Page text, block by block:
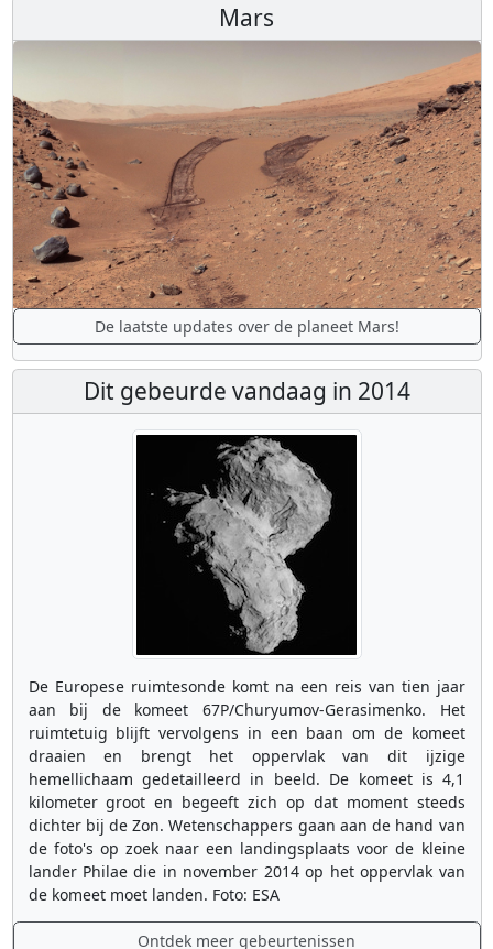
Mars
De laatste updates over de planeet Mars!
Dit gebeurde vandaag in 2014
De Europese ruimtesonde komt na een reis van tien jaar
aan bij de komeet 67P/Churyumov-Gerasimenko. Het
ruimtetuig blijft vervolgens in een baan om de komeet
draaien en brengt het oppervlak van dit ijzige
hemellichaam gedetailleerd in beeld. De komeet is 4,1
kilometer groot en begeeft zich op dat moment steeds
dichter bij de Zon. Wetenschappers gaan aan de hand van
de foto's op zoek naar een landingsplaats voor de kleine
lander Philae die in november 2014 op het oppervlak van
de komeet moet landen. Foto: ESA
Ontdek meer gebeurtenissen